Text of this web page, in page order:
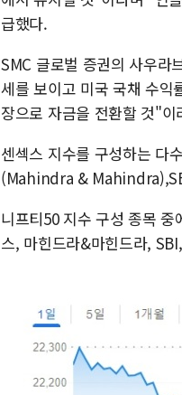
급했다.
SMC 글로벌 증권의 사우
세를 보이고 미국 국채 수익
장으로 자금을 전환할 것"이
센섹스 지수를 구성하는 다
(Mahindra &
니프티50 지수 구성 종목
스, 마힌드라&마힌드라,